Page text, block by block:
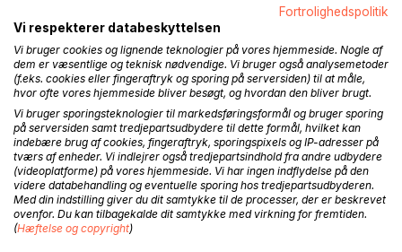
BESKRIVELSE
Hvad gør man, når en dødsgud har overtaget ens krop, og
det hele brænder på?
Luke Brown, finder en dag ud af, at han ikke er helt normal,
men at han er en del af en større urkraft, som gennem tiden
Fortrolighedspolitik
Vi respekterer databeskyttelsen
Vi bruger cookies og lignende teknologier på vores hjemmeside. Nogle af
dem er væsentlige og teknisk nødvendige. Vi bruger også analysemetoder
(f.eks. cookies eller fingeraftryk og sporing på serversiden) til at måle,
hvor ofte vores hjemmeside bliver besøgt, og hvordan den bliver brugt.
Vi bruger sporingsteknologier til markedsføringsformål og bruger sporing
på serversiden samt tredjepartsudbydere til dette formål, hvilket kan
indebære brug af cookies, fingeraftryk, sporingspixels og IP-adresser på
tværs af enheder. Vi indlejrer også tredjepartsindhold fra andre udbydere
(videoplatforme) på vores hjemmeside. Vi har ingen indflydelse på den
videre databehandling og eventuelle sporing hos tredjepartsudbyderen.
Med din indstilling giver du dit samtykke til de processer, der er beskrevet
ovenfor. Du kan tilbagekalde dit samtykke med virkning for fremtiden.
(Hæftelse og copyright)